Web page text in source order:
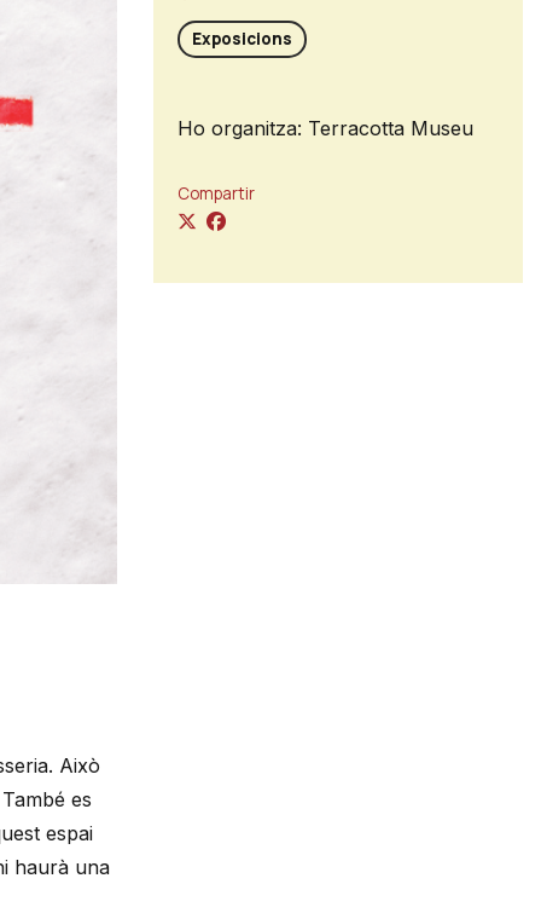
Exposicions
Ho organitza: Terracotta Museu
Compartir
Això
es
espai
haurà una